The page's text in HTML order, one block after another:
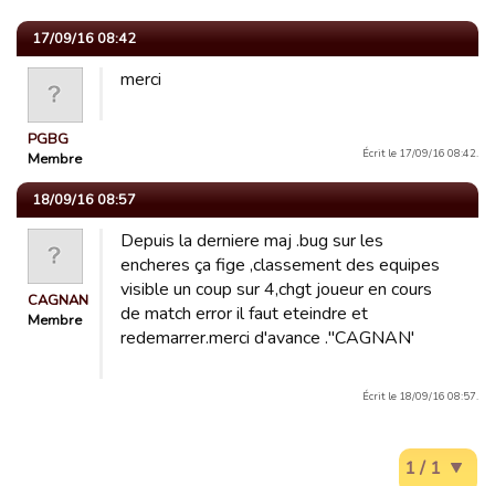
17/09/16 08:42
PGBG
Membre
merci
Écrit le 17/09/16 08:42.
18/09/16 08:57
CAGNAN
Membre
Depuis la derniere maj .bug sur les
encheres ça fige ,classement des equipes
visible un coup sur 4,chgt joueur en cours
de match error il faut eteindre et
redemarrer.merci d'avance ."CAGNAN'
Écrit le 18/09/16 08:57.
1 / 1